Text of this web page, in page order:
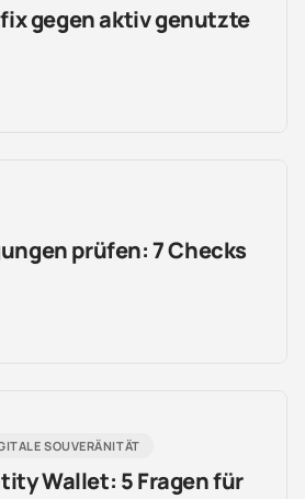
gegen aktiv genutzte
prüfen: 7 Checks
SOUVERÄNITÄT
Wallet: 5 Fragen für